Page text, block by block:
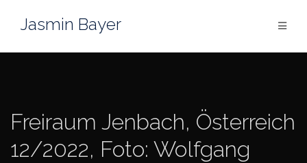
InhaltJasmin Bayer
Freiraum Jenbach, Österreich
12/2022, Foto: Wolfgang